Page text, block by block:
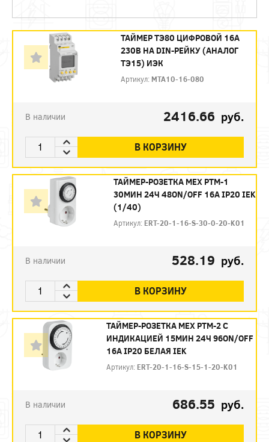
ТАЙМЕР ТЭ80 ЦИФРОВОЙ 16А
230В НА DIN-РЕЙКУ (АНАЛОГ
ТЭ15) ИЭК
Артикул: MTA10-16-080
В наличии 2416.66 руб.
В КОРЗИНУ
ТАЙМЕР-РОЗЕТКА МЕХ РТМ-1
30МИН 24Ч 48ON/OFF 16А IP20 IEK
(1/40)
Артикул: ERT-20-1-16-S-30-0-20-K01
В наличии 528.19 руб.
В КОРЗИНУ
ТАЙМЕР-РОЗЕТКА МЕХ РТМ-2 С
ИНДИКАЦИЕЙ 15МИН 24Ч 96ON/OFF
16А IP20 БЕЛАЯ IEK
Артикул: ERT-20-1-16-S-15-1-20-K01
В наличии 686.55 руб.
В КОРЗИНУ